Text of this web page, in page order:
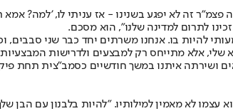
פצמ"ר זה לא יפגע בשנינו - אז עניתי לו,
לתרום למדינה שלנו", הוא מסכם.
בו. אנחנו משרתים יחד כבר שני סבבים,
שלי, אלא מתייחס רק למבצעים ולדרישות
איתנו במשך חודשיים כסמב"צית תחת
לא מאמין למילותיו. "להיות בלבנון עם הבן